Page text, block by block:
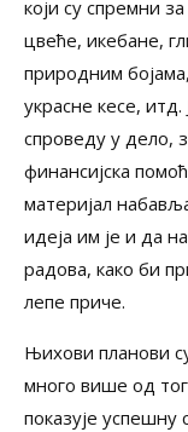
који су спремни
цвеће, икебане,
природним
украсне кесе,
спроведу у дело,
финансијска
материјал
идеја им је и да
радова, како би
лепе приче.
Њихови планови
много више од
показује